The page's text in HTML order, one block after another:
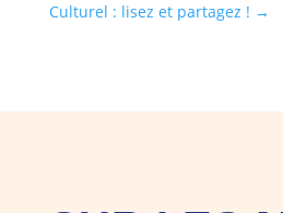
Culturel : lisez et partagez ! →